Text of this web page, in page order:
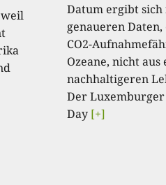
weil
Datum ergibt sich
genaueren
CO2-
Ozeane, nicht aus
nachhaltigeren
Der
Day [+]